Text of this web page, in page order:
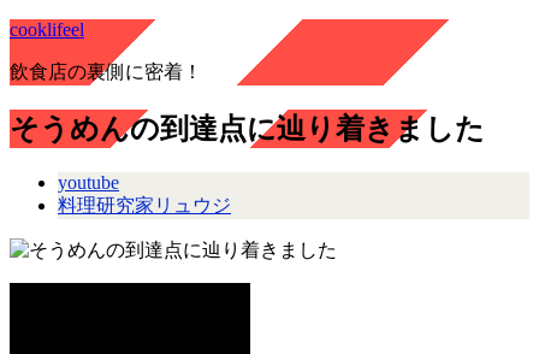
cooklifeel
飲食店の裏側に密着！
そうめんの到達点に辿り着きました
youtube
料理研究家リュウジ